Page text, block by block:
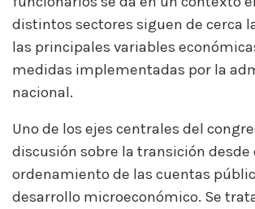
distintos sectores siguen de cerca
las principales variables
medidas implementadas por la
nacional.
Uno de los ejes centrales del
discusión sobre la transición desde
ordenamiento de las cuentas
desarrollo microeconómico. Se